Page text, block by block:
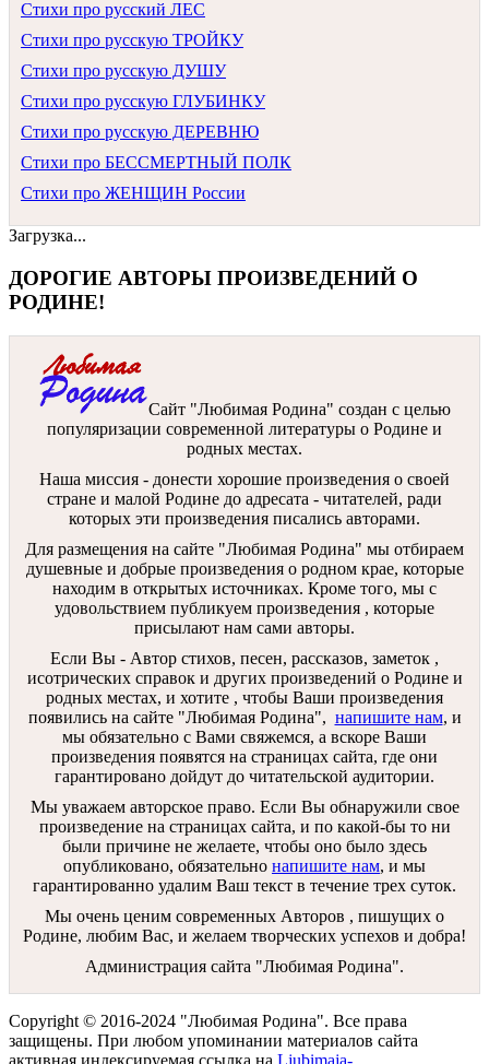
Стихи про русский ЛЕС
Стихи про русскую ТРОЙКУ
Стихи про русскую ДУШУ
Стихи про русскую ГЛУБИНКУ
Стихи про русскую ДЕРЕВНЮ
Стихи про БЕССМЕРТНЫЙ ПОЛК
Стихи про ЖЕНЩИН России
Загрузка...
ДОРОГИЕ АВТОРЫ ПРОИЗВЕДЕНИЙ О
РОДИНЕ!
Сайт "Любимая Родина" создан c целью
популяризации современной литературы о Родине и
родных местах.
Наша миссия - донести хорошие произведения о своей
стране и малой Родине до адресата - читателей, ради
которых эти произведения писались авторами.
Для размещения на сайте "Любимая Родина" мы отбираем
душевные и добрые произведения о родном крае, которые
находим в открытых источниках. Кроме того, мы с
удовольствием публикуем произведения , которые
присылают нам сами авторы.
Если Вы - Автор стихов, песен, рассказов, заметок ,
исотрических справок и других произведений о Родине и
родных местах, и хотите , чтобы Ваши произведения
появились на сайте "Любимая Родина", напишите нам, и
мы обязательно с Вами свяжемся, а вскоре Ваши
произведения появятся на страницах сайта, где они
гарантировано дойдут до читательской аудитории.
Мы уважаем авторское право. Если Вы обнаружили свое
произведение на страницах сайта, и по какой-бы то ни
были причине не желаете, чтобы оно было здесь
опубликовано, обязательно напишите нам, и мы
гарантированно удалим Ваш текст в течение трех суток.
Мы очень ценим современных Авторов , пишущих о
Родине, любим Вас, и желаем творческих успехов и добра!
Администрация сайта "Любимая Родина".
Copyright © 2016-2024 "Любимая Родина". Все права
защищены. При любом упоминании материалов сайта
активная индексируемая ссылка на Ljubimaja-